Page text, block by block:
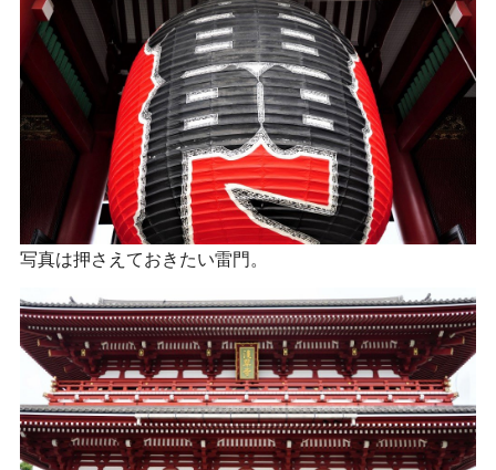
写真は押さえておきたい雷門。